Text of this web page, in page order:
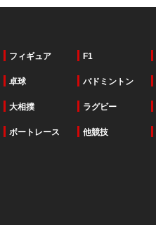
フィギュア F1
卓球 バドミントン
大相撲 ラグビー
ボートレース 他競技